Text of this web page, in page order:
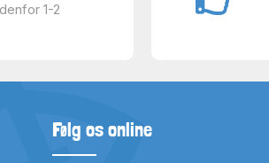
1-2
Følg os online